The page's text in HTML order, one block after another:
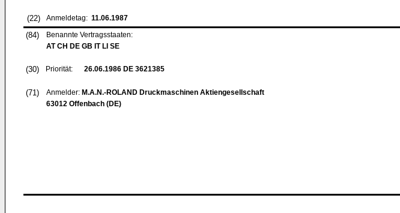
(22) Anmeldetag: 11.06.1987
(84)
Benannte Vertragsstaaten:
AT CH DE GB IT LI SE
(30) Priorität: 26.06.1986 DE 3621385
(71) Anmelder: M.A.N.-ROLAND Druckmaschinen Aktiengesellschaft
63012 Offenbach (DE)